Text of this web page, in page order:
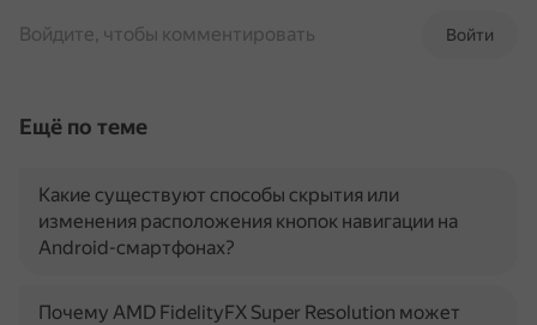
Войти
Войдите, чтобы комментировать
Ещё по теме
Какие существуют способы скрытия или
изменения расположения кнопок навигации на
Android-смартфонах?
Почему AMD FidelityFX Super Resolution может